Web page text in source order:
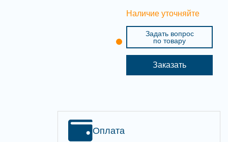
Наличие уточняйте
Задать вопрос
по товару
Заказать
Оплата